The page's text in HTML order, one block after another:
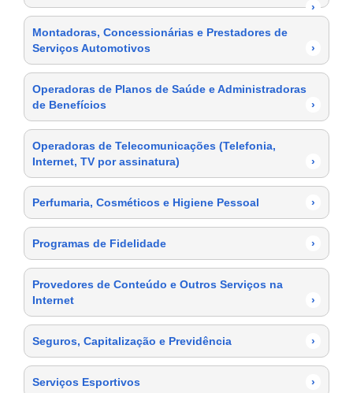
›
Montadoras, Concessionárias e Prestadores de
Serviços Automotivos
›
Operadoras de Planos de Saúde e Administradoras
de Benefícios
›
Operadoras de Telecomunicações (Telefonia,
Internet, TV por assinatura)
›
Perfumaria, Cosméticos e Higiene Pessoal ›
Programas de Fidelidade ›
Provedores de Conteúdo e Outros Serviços na
Internet
›
Seguros, Capitalização e Previdência ›
Serviços Esportivos ›